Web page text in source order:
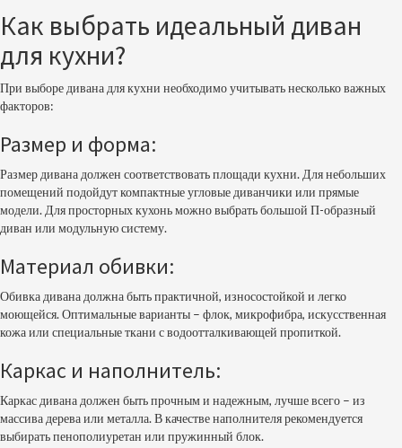
Как выбрать идеальный диван
для кухни?
При выборе дивана для кухни необходимо учитывать несколько важных
факторов:
Размер и форма:
Размер дивана должен соответствовать площади кухни. Для небольших
помещений подойдут компактные угловые диванчики или прямые
модели. Для просторных кухонь можно выбрать большой П-образный
диван или модульную систему.
Материал обивки:
Обивка дивана должна быть практичной, износостойкой и легко
моющейся. Оптимальные варианты – флок, микрофибра, искусственная
кожа или специальные ткани с водоотталкивающей пропиткой.
Каркас и наполнитель:
Каркас дивана должен быть прочным и надежным, лучше всего – из
массива дерева или металла. В качестве наполнителя рекомендуется
выбирать пенополиуретан или пружинный блок.